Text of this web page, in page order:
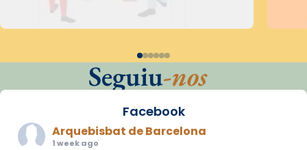
Seguiu-nos
Facebook
Arquebisbat de Barcelona
1 week ago